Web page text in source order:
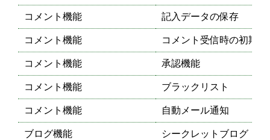
コメント機能 記入データの保存
コメント機能 コメント受信時の初期状
コメント機能 承認機能
コメント機能 ブラックリスト
コメント機能 自動メール通知
ブログ機能 シークレットブログ